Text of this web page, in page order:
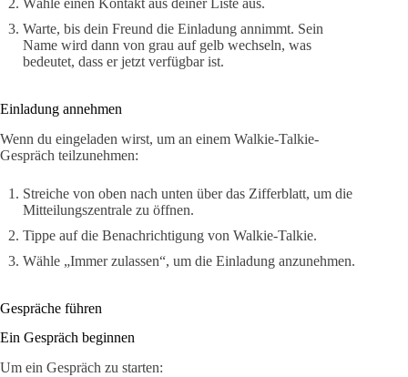
Warte, bis dein Freund die Einladung annimmt. Sein
Name wird dann von grau auf gelb wechseln, was
bedeutet, dass er jetzt verfügbar ist.
Einladung annehmen
Wenn du eingeladen wirst, um an einem Walkie-Talkie-
Gespräch teilzunehmen:
Streiche von oben nach unten über das Zifferblatt, um die
Mitteilungszentrale zu öffnen.
Tippe auf die Benachrichtigung von Walkie-Talkie.
Wähle „Immer zulassen“, um die Einladung anzunehmen.
Gespräche führen
Ein Gespräch beginnen
Um ein Gespräch zu starten: